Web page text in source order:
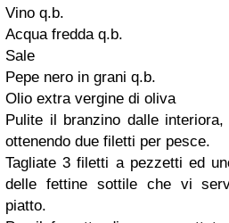
Vino q.b.
Acqua fredda q.b.
Sale
Pepe nero in grani q.b.
Olio extra vergine di oliva
Pulite il branzino dalle
ottenendo due filetti per pesce.
Tagliate 3 filetti a pezzetti ed
delle fettine sottile che vi
piatto.